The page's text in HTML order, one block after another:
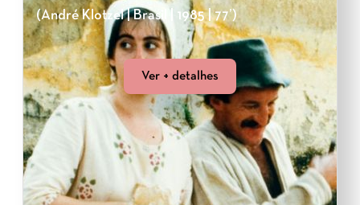
(André Klotzel | Brasil | 1985 | 77’)
Ver + detalhes